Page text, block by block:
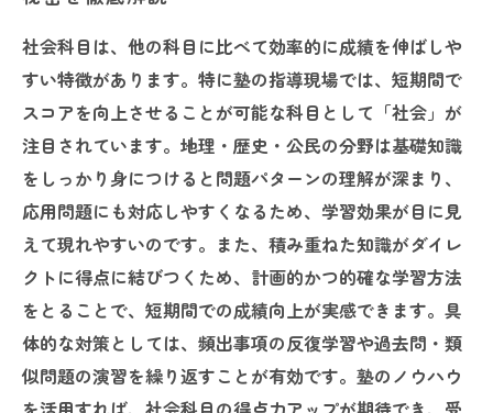
社会科目は、他の科目に比べて効率的に成績を伸ばしや
すい特徴があります。特に塾の指導現場では、短期間で
スコアを向上させることが可能な科目として「社会」が
注目されています。地理・歴史・公民の分野は基礎知識
をしっかり身につけると問題パターンの理解が深まり、
応用問題にも対応しやすくなるため、学習効果が目に見
えて現れやすいのです。また、積み重ねた知識がダイレ
クトに得点に結びつくため、計画的かつ的確な学習方法
をとることで、短期間での成績向上が実感できます。具
体的な対策としては、頻出事項の反復学習や過去問・類
似問題の演習を繰り返すことが有効です。塾のノウハウ